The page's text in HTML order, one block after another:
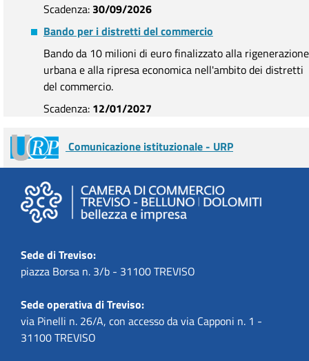
Scadenza: 30/09/2026
Bando per i distretti del commercio
Bando da 10 milioni di euro finalizzato alla rigenerazione
urbana e alla ripresa economica nell'ambito dei distretti
del commercio.
Scadenza: 12/01/2027
Comunicazione istituzionale - URP
Sede di Treviso:
piazza Borsa n. 3/b - 31100 TREVISO
Sede operativa di Treviso:
via Pinelli n. 26/A, con accesso da via Capponi n. 1 -
31100 TREVISO